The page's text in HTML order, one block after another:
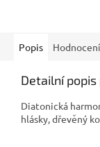
Popis Hodnocení
Detailní
Diatonická
hlásky, dřevěný